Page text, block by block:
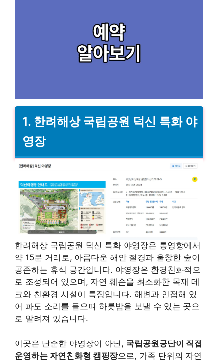
1. 한려해상 국립공원 덕신 특화 야
영장
한려해상 국립공원 덕신 특화 야영장은 통영항에서
약 15분 거리로, 아름다운 해안 절경과 울창한 숲이
공존하는 휴식 공간입니다. 야영장은 환경친화적으
로 조성되어 있으며, 자연 훼손을 최소화한 목재 데
크와 친환경 시설이 특징입니다. 해변과 인접해 있
어 파도 소리를 들으며 하룻밤을 보낼 수 있는 곳으
로 알려져 있습니다.
이곳은 단순한 야영장이 아닌, 국립공원공단이 직접
운영하는 자연친화형 캠핑장으로, 가족 단위의 자연